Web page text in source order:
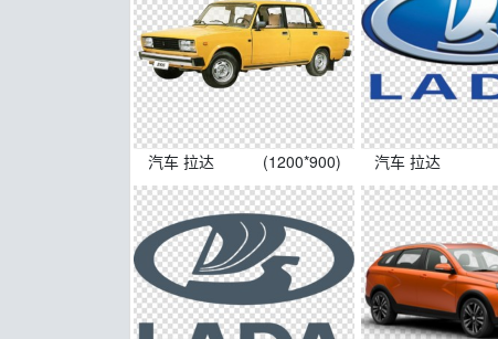
汽车 拉达 (1200*900) 汽车 拉达